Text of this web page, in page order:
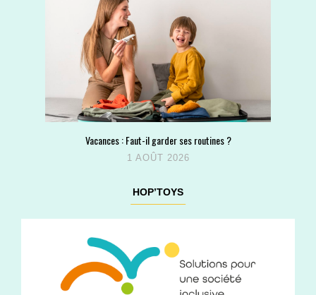
Vacances : Faut-il garder ses routines ?
1 AOÛT 2026
HOP’TOYS